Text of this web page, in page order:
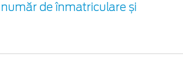
de înmatriculare și